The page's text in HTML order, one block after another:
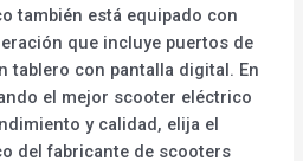
también está equipado con
que incluye puertos de
tablero con pantalla digital. En
el mejor scooter eléctrico
y calidad, elija el
del fabricante de scooters